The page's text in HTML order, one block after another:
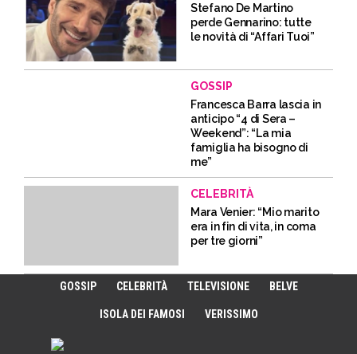
Stefano De Martino
perde Gennarino: tutte
le novità di “Affari Tuoi”
GOSSIP
Francesca Barra lascia in
anticipo “4 di Sera –
Weekend”: “La mia
famiglia ha bisogno di
me”
CELEBRITÀ
Mara Venier: “Mio marito
era in fin di vita, in coma
per tre giorni”
GOSSIP CELEBRITÀ TELEVISIONE BELVE
ISOLA DEI FAMOSI VERISSIMO